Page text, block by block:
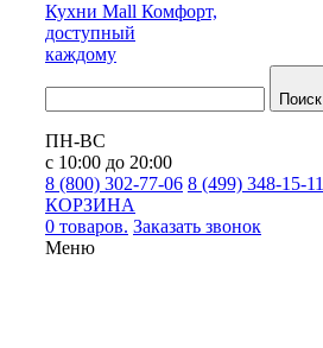
Кухни Mall Комфорт,
доступный
каждому
Поиск
ПН-ВС
с 10:00 до 20:00
8 (800) 302-77-06 8 (499) 348-15-11
КОРЗИНА
0 товаров. Заказать звонок
Меню